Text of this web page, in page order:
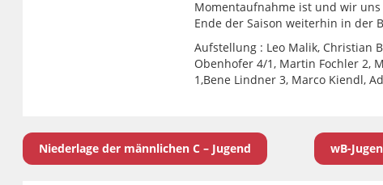
Momentaufnahme ist und wir
Ende der Saison weiterhin in der
Aufstellung : Leo Malik, Christian
Obenhofer 4/1, Martin Fochler 2,
1,Bene Lindner 3, Marco Kiendl,
Niederlage der männlichen C – Jugend wB-